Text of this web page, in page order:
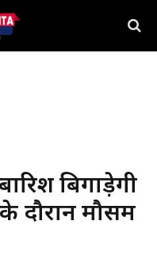
बिगाड़ेगी
दौरान मौसम